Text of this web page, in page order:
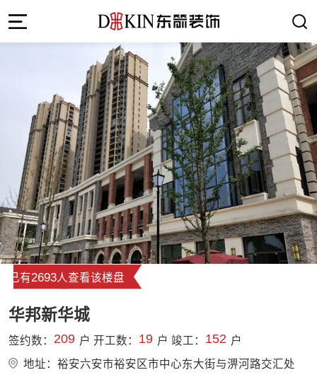
已有2693人查看该楼盘
华邦新华城
签约数： 209 户 开工数： 19 户 竣工： 152 户
地址：裕安六安市裕安区市中心东大街与淠河路交汇处